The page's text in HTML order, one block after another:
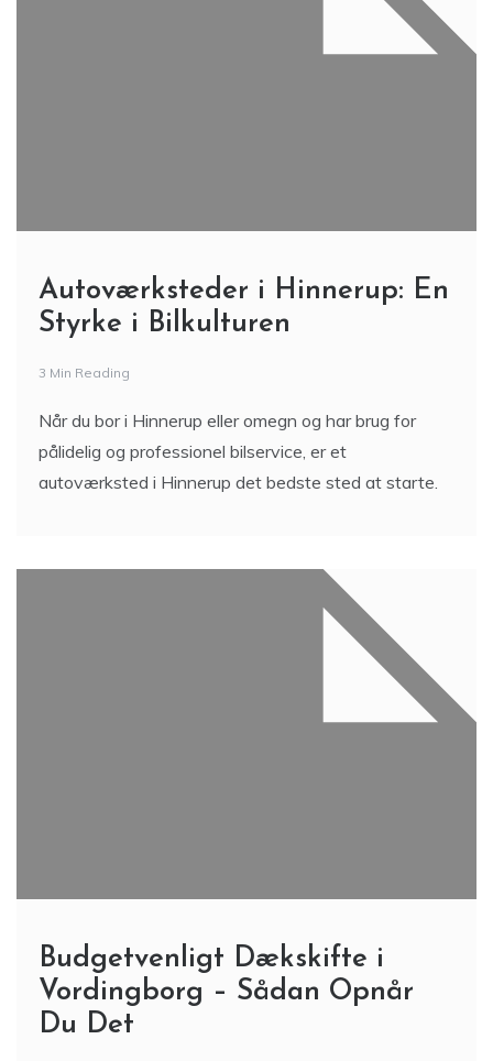
Autoværksteder i Hinnerup: En
Styrke i Bilkulturen
3 Min Reading
Når du bor i Hinnerup eller omegn og har brug for
pålidelig og professionel bilservice, er et
autoværksted i Hinnerup det bedste sted at starte.
Budgetvenligt Dækskifte i
Vordingborg – Sådan Opnår
Du Det